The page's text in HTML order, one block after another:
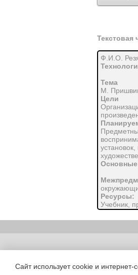
Текстовая
Ф.И.О.
Тема
М.
Цели
Основные
Ресурсы:
Учебник,
Сайт использует cookie и